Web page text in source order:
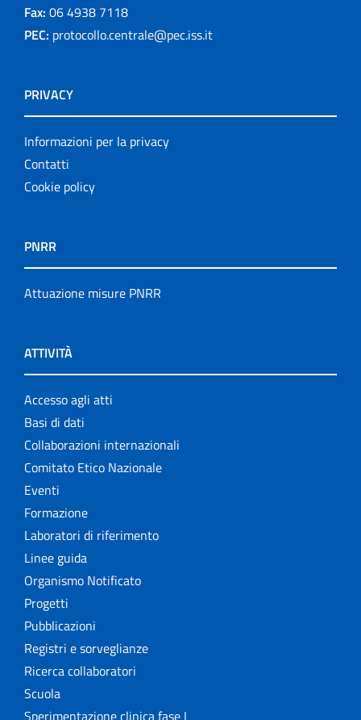
Fax: 06 4938 7118
PEC: protocollo.centrale@pec.iss.it
PRIVACY
Informazioni per la privacy
Contatti
Cookie policy
PNRR
Attuazione misure PNRR
ATTIVITÀ
Accesso agli atti
Basi di dati
Collaborazioni internazionali
Comitato Etico Nazionale
Eventi
Formazione
Laboratori di riferimento
Linee guida
Organismo Notificato
Progetti
Pubblicazioni
Registri e sorveglianze
Ricerca collaboratori
Scuola
Sperimentazione clinica fase I